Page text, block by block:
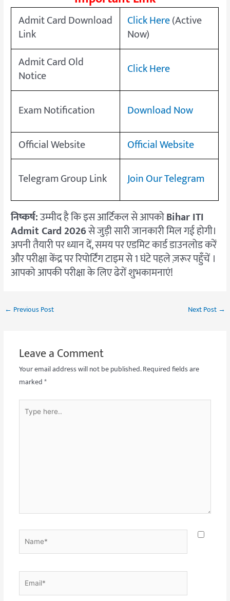
Admit Card Download
Link
Click Here(Active
Now)
Admit Card Old
Notice Click Here
Exam Notification
Download Now
Official Website
Official Website
Telegram Group Link
Join Our Telegram
निष्कर्ष:उम्मीद है कि इस आर्टिकल से आपकोBihar ITI
Admit Card 2026से जुड़ी सारी जानकारी मिल गई होगी।
अपनी तैयारी पर ध्यान दें, समय पर एडमिट कार्ड डाउनलोड करें
और परीक्षा केंद्र पर रिपोर्टिंग टाइम से 1 घंटे पहले ज़रूर पहुँचें।
आपको आपकी परीक्षा के लिए ढेरों शुभकामनाएं!
← Previous Post Next Post →
Leave a Comment
Your email address will not be published.Required fields are
marked*
here..